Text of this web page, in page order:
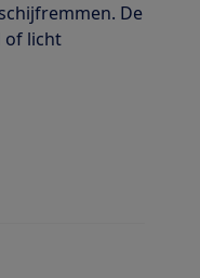
De
of licht
Motor, merk & type